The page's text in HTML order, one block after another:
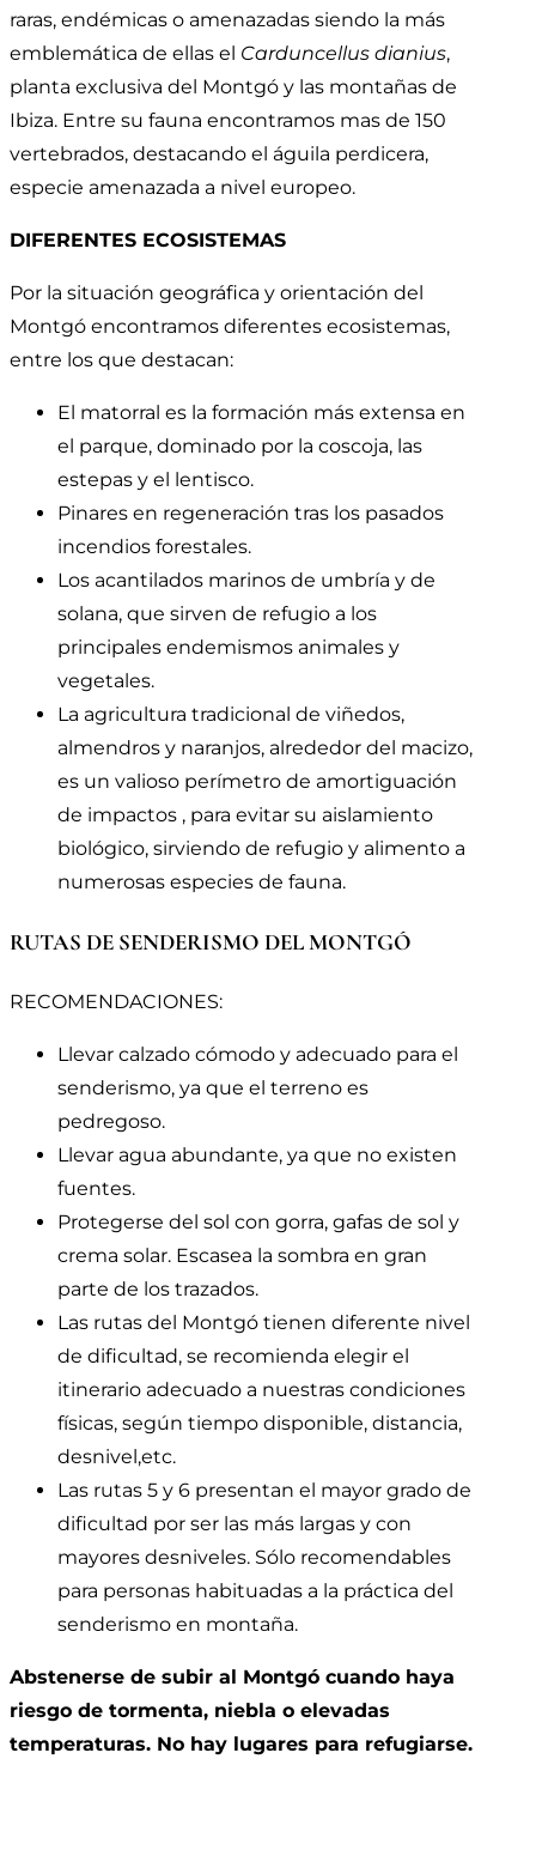
raras, endémicas o amenazadas siendo la más
emblemática de ellas el Carduncellus dianius,
planta exclusiva del Montgó y las montañas de
Ibiza. Entre su fauna encontramos mas de 150
vertebrados, destacando el águila perdicera,
especie amenazada a nivel europeo.
DIFERENTES ECOSISTEMAS
Por la situación geográfica y orientación del
Montgó encontramos diferentes ecosistemas,
entre los que destacan:
El matorral es la formación más extensa en
el parque, dominado por la coscoja, las
estepas y el lentisco.
Pinares en regeneración tras los pasados
incendios forestales.
Los acantilados marinos de umbría y de
solana, que sirven de refugio a los
principales endemismos animales y
vegetales.
La agricultura tradicional de viñedos,
almendros y naranjos, alrededor del macizo,
es un valioso perímetro de amortiguación
de impactos , para evitar su aislamiento
biológico, sirviendo de refugio y alimento a
numerosas especies de fauna.
RUTAS DE SENDERISMO DEL MONTGÓ
RECOMENDACIONES:
Llevar calzado cómodo y adecuado para el
senderismo, ya que el terreno es
pedregoso.
Llevar agua abundante, ya que no existen
fuentes.
Protegerse del sol con gorra, gafas de sol y
crema solar. Escasea la sombra en gran
parte de los trazados.
Las rutas del Montgó tienen diferente nivel
de dificultad, se recomienda elegir el
itinerario adecuado a nuestras condiciones
físicas, según tiempo disponible, distancia,
desnivel,etc.
Las rutas 5 y 6 presentan el mayor grado de
dificultad por ser las más largas y con
mayores desniveles. Sólo recomendables
para personas habituadas a la práctica del
senderismo en montaña.
Abstenerse de subir al Montgó cuando haya
riesgo de tormenta, niebla o elevadas
temperaturas. No hay lugares para refugiarse.